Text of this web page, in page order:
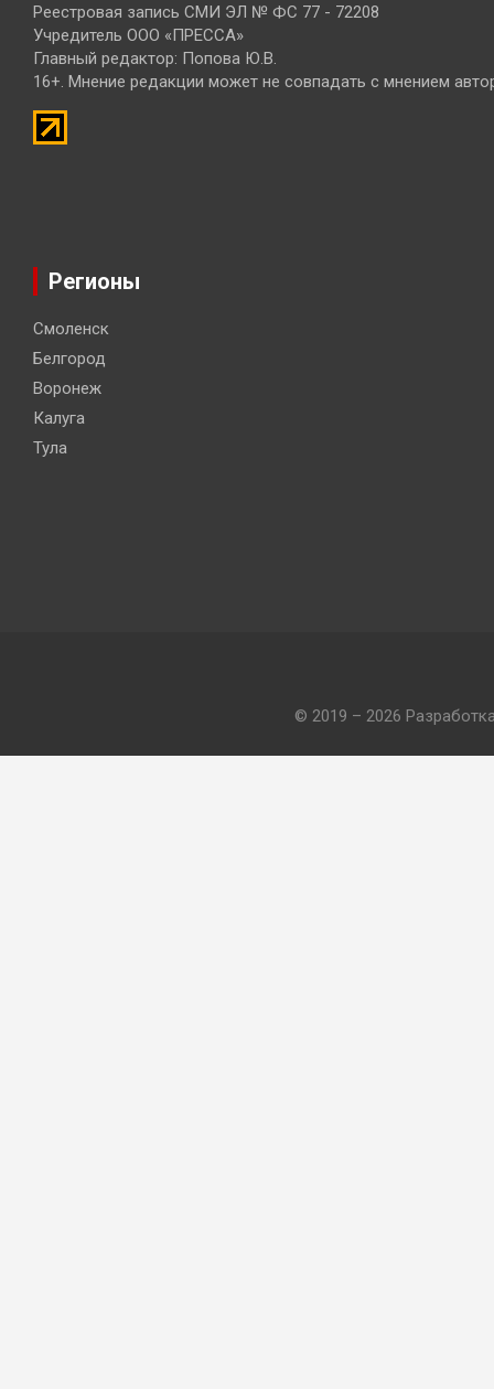
Реестровая запись СМИ ЭЛ № ФС 77 - 72208
Учредитель ООО «ПРЕССА»
Главный редактор: Попова Ю.В.
16+. Мнение редакции может не совпадать с мнением
Регионы
Смоленск
Белгород
Воронеж
Калуга
Тула
© 2019 – 2026